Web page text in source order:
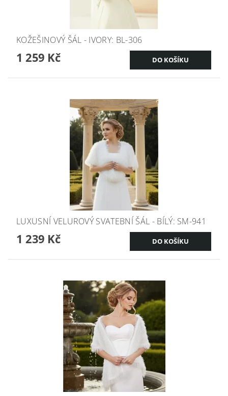
KOŽEŠINOVÝ ŠÁL - IVORY: BL-306
1 259 Kč
LUXUSNÍ VELUROVÝ SVATEBNÍ ŠÁL - BÍLÝ: SM-941
1 239 Kč